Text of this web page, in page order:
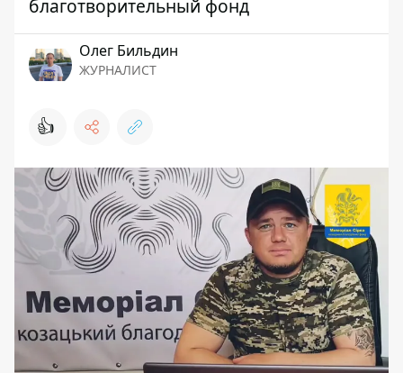
благотворительный фонд
Олег Бильдин
ЖУРНАЛИСТ
👍